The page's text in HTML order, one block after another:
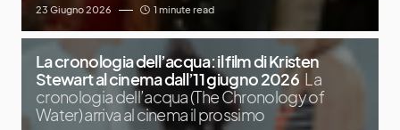
23 Giugno 2026 1 minute read
La cronologia dell’acqua: il film di Kristen
Stewart al cinema dall’11 giugno 2026 La
cronologia dell’acqua (The Chronology of
Water) arriva al cinema il prossimo